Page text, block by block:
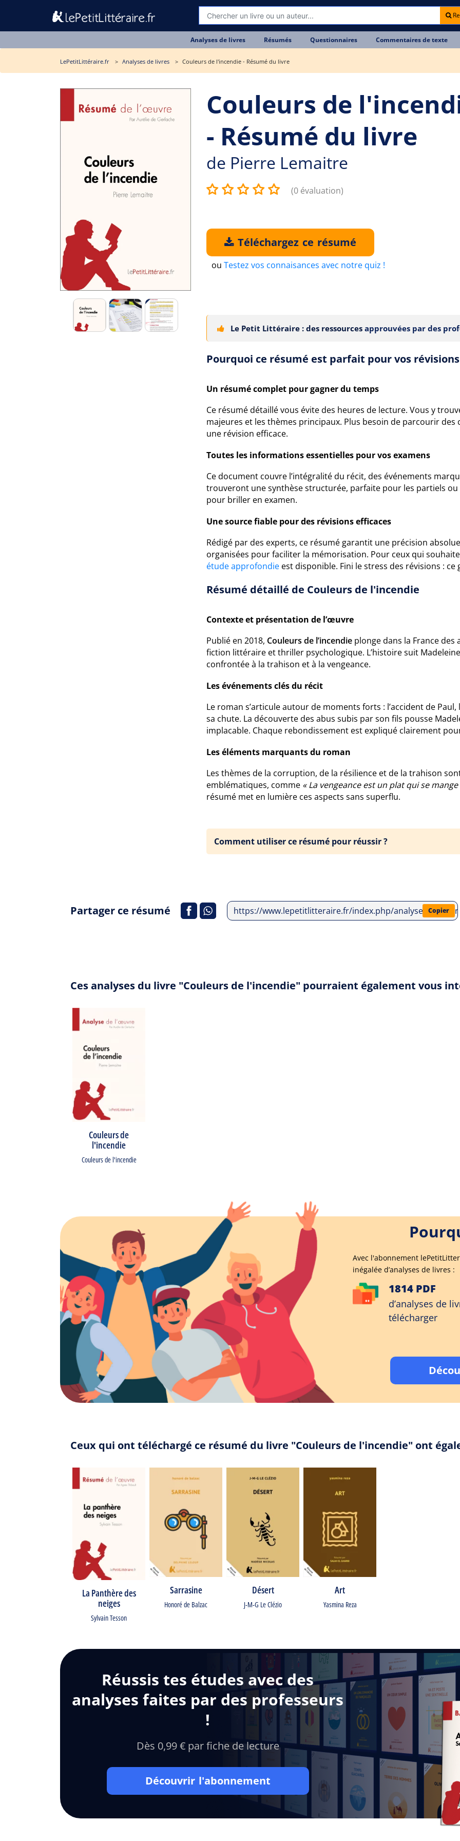
Analyses de livres Résumés Questionnaires Commentaires de texte
LePetitLittéraire.fr Analyses de livres Couleurs de l'incendie - Résumé du livre
Couleurs de
- Résumé du livre
de Pierre Lemaitre
(0 évaluation)
Téléchargez ce résumé
ou Testez vos connaisances avec notre quiz !
Le Petit Littéraire : des ressources approuvées par des
Pourquoi ce résumé est parfait pour vos révisions
Un résumé complet pour gagner du temps
Ce résumé détaillé vous évite des heures de lecture. Vous y
majeures et les thèmes principaux. Plus besoin de parcourir
une révision efficace.
Toutes les informations essentielles pour vos examens
Ce document couvre l’intégralité du récit, des événements
trouveront une synthèse structurée, parfaite pour les partiels
pour briller en examen.
Une source fiable pour des révisions efficaces
Rédigé par des experts, ce résumé garantit une précision
organisées pour faciliter la mémorisation. Pour ceux qui
étude approfondie est disponible. Fini le stress des révisions :
Résumé détaillé de Couleurs de l'incendie
Contexte et présentation de l’œuvre
Publié en 2018, Couleurs de l’incendie plonge dans la France des
fiction littéraire et thriller psychologique. L’histoire suit
confrontée à la trahison et à la vengeance.
Les événements clés du récit
Le roman s’articule autour de moments forts : l’accident de
sa chute. La découverte des abus subis par son fils pousse
implacable. Chaque rebondissement est expliqué clairement
Les éléments marquants du roman
Les thèmes de la corruption, de la résilience et de la trahison
emblématiques, comme « La vengeance est un plat qui se
résumé met en lumière ces aspects sans superflu.
Comment utiliser ce résumé pour réussir ?
Partager ce résumé https://www.lepetitlitteraire.fr/index.php/analyses-Copier
Ces analyses du livre "Couleurs de l'incendie" pourraient également vous
Couleurs de
l'incendie
Couleurs de l'incendie
Avec l'abonnement
inégalée d’analyses de livres :
1814 PDF
d’analyses de
télécharger
Ceux qui ont téléchargé ce résumé du livre "Couleurs de l'incendie" ont
La Panthère des
neiges
Sylvain Tesson
Sarrasine
Honoré de Balzac
Désert
J-M-G Le Clézio
Art
Yasmina Reza
Réussis tes études avec des
analyses faites par des professeurs
!
Dès 0,99 € par fiche de lecture
Découvrir l'abonnement